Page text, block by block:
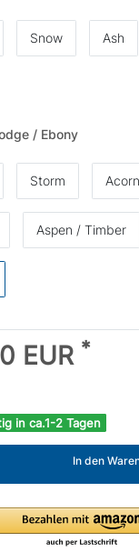
Snow Ash
/ Ebony
Storm Acorn
Aspen / Timber
EUR *
in ca.1-2 Tagen
In den